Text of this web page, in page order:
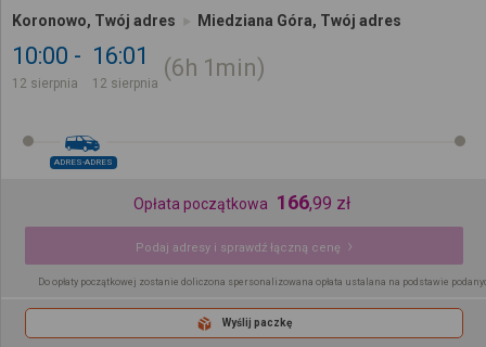
Koronowo, Twój adres Miedziana Góra, Twój adres
10:00
12 sierpnia
16:01
12 sierpnia
6h 1min
ADRES-ADRES
Opłata początkowa 166,99 zł
Podaj adresy i sprawdź łączną cenę
Do opłaty początkowej zostanie doliczona spersonalizowana opłata ustalana na podstawie
Wyślij paczkę